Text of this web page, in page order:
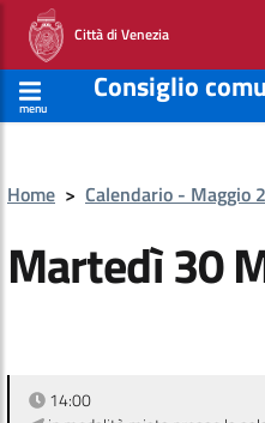
Città di Venezia
menu
Consiglio
Home > Calendario - Maggio
Martedì 30
14:00